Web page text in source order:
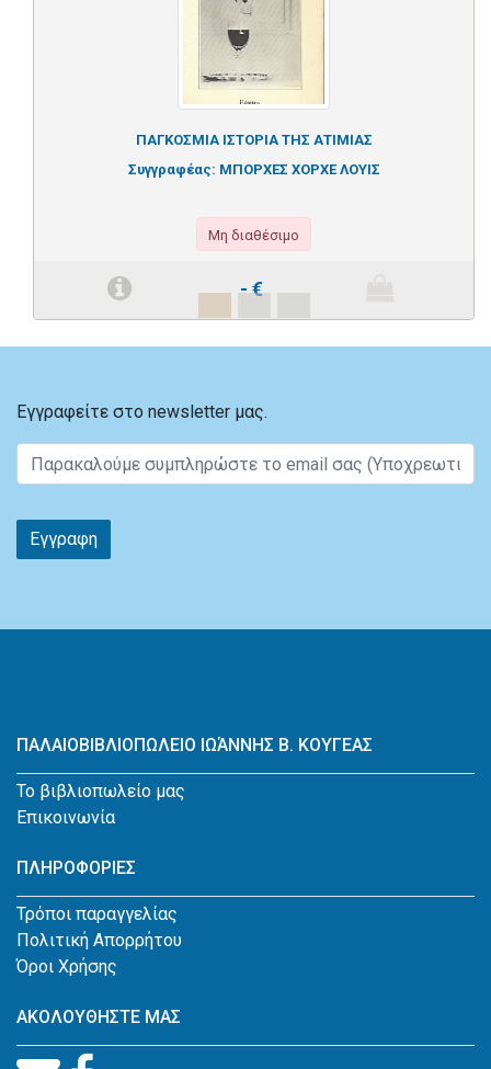
ΠΑΓΚΟΣΜΙΑ ΙΣΤΟΡΙΑ ΤΗΣ ΑΤΙΜΙΑΣ
Συγγραφέας: ΜΠΟΡΧΕΣ ΧΟΡΧΕ ΛΟΥΙΣ
Μη διαθέσιμο
- €
Εγγραφείτε στο newsletter μας.
Εγγραφη
ΠΑΛΑΙΟΒΙΒΛΙΟΠΩΛΕΙΟ ΙΩΆΝΝΗΣ Β. ΚΟΥΓΕΑΣ
Το βιβλιοπωλείο μας
Επικοινωνία
ΠΛΗΡΟΦΟΡΙΕΣ
Τρόποι παραγγελίας
Πολιτική Απορρήτου
Όροι Χρήσης
ΑΚΟΛΟΥΘΗΣΤΕ ΜΑΣ